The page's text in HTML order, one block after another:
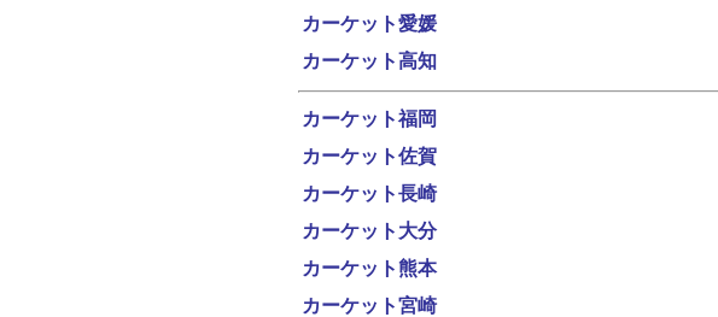
カーケット愛媛
カーケット高知
カーケット福岡
カーケット佐賀
カーケット長崎
カーケット大分
カーケット熊本
カーケット宮崎